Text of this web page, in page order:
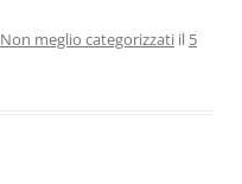
Non meglio categorizzati il 5